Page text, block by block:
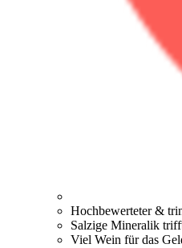
Hochbewerteter &
Salzige Mineralik
Viel Wein für das